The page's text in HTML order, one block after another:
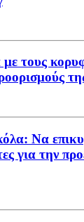
τους
Να
για την